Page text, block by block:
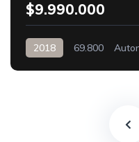
$9.990.000
2018 69.800